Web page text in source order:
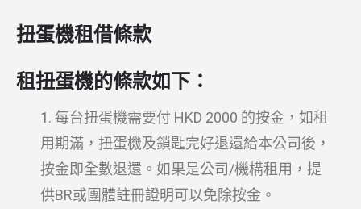
扭蛋機租借條款
租扭蛋機的條款如下：
每台扭蛋機需要付 HKD 2000 的按金，如租
用期滿，扭蛋機及鎖匙完好退還給本公司後，
按金即全數退還。如果是公司/機構租用，提
供BR或團體註冊證明可以免除按金。